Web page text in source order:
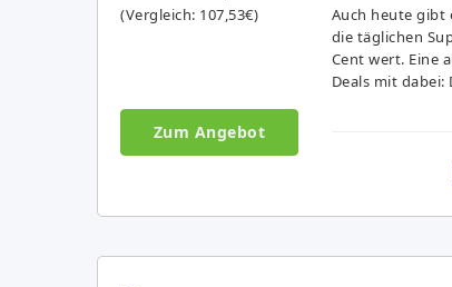
Auch heute gibt
die täglichen
Cent wert. Eine
Deals mit dabei:
Zum Angebot